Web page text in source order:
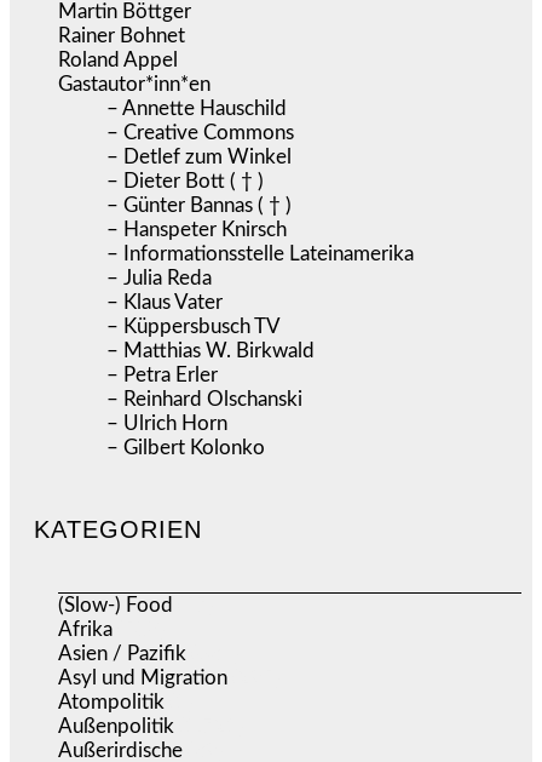
Martin Böttger
Rainer Bohnet
Roland Appel
Gastautor*inn*en
– Annette Hauschild
– Creative Commons
– Detlef zum Winkel
– Dieter Bott ( † )
– Günter Bannas ( † )
– Hanspeter Knirsch
– Informationsstelle Lateinamerika
– Julia Reda
– Klaus Vater
– Küppersbusch TV
– Matthias W. Birkwald
– Petra Erler
– Reinhard Olschanski
– Ulrich Horn
– Gilbert Kolonko
KATEGORIEN
(Slow-) Food
Afrika
Asien / Pazifik
Asyl und Migration
Atompolitik
Außenpolitik
Außerirdische